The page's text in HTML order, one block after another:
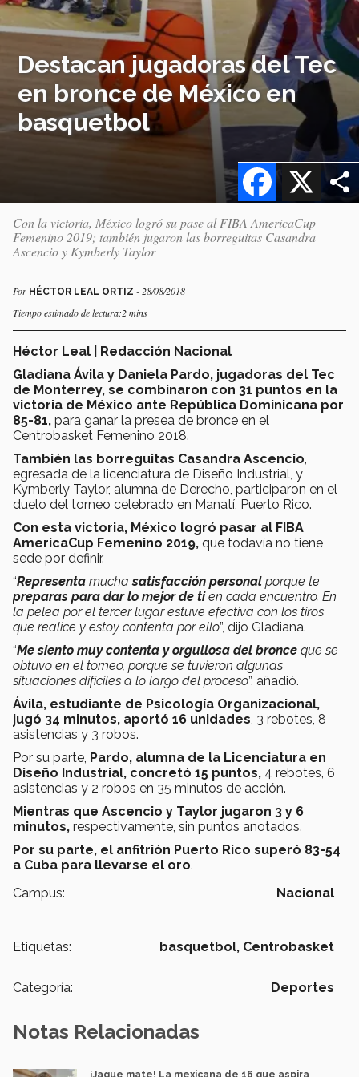
Destacan jugadoras del Tec
en bronce de México en
basquetbol
X
Facebook
Con la victoria, México logró su pase al FIBA AmericaCup
Femenino 2019; también jugaron las borreguitas Casandra
Ascencio y Kymberly Taylor
Por HÉCTOR LEAL ORTIZ - 28/08/2018
Tiempo estimado de lectura:2 mins
Héctor Leal | Redacción Nacional
Gladiana Ávila y Daniela Pardo, jugadoras del Tec
de Monterrey, se combinaron con 31 puntos en la
victoria de México ante República Dominicana por
85-81, para ganar la presea de bronce en el
Centrobasket Femenino 2018.
También las borreguitas Casandra Ascencio
egresada de la licenciatura de Diseño Industrial, y
Kymberly Taylor, alumna de Derecho, participaron en el
duelo del torneo celebrado en Manatí, Puerto Rico.
Con esta victoria, México logró pasar al FIBA
AmericaCup Femenino 2019, que todavía no tiene
sede por definir.
“Representa muchasatisfacción personal porque te
preparas para dar lo mejor de tien cada encuentro. En
la pelea por el tercer lugar estuve efectiva con los tiros
que realice y estoy contenta por ello”, dijo Gladiana.
“Me siento muy contenta y orgullosa del bronce que se
obtuvo en el torneo, porque se tuvieron algunas
situaciones difíciles a lo largo del proceso”, añadió.
Ávila, estudiante de Psicología Organizacional,
jugó 34 minutos, aportó 16 unidades , 3 rebotes, 8
asistencias y 3 robos.
Por su parte, Pardo, alumna de la Licenciatura en
Diseño Industrial, concretó 15 puntos, 4 rebotes, 6
asistencias y 2 robos en 35 minutos de acción.
Mientras que Ascencio y Taylor jugaron 3 y 6
minutos, respectivamente, sin puntos anotados.
Por su parte, el anfitrión Puerto Rico superó 83-54
a Cuba para llevarse el oro.
Campus:
Nacional
Etiquetas: basquetbol, Centrobasket
Categoría: Deportes
Notas Relacionadas
¡Jaque mate! La mexicana de 16 que aspira